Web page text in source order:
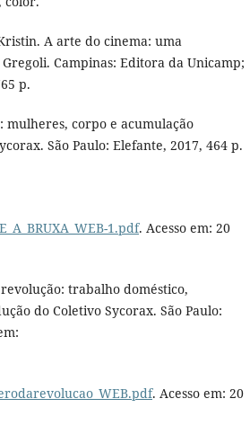
A arte do cinema: uma
Campinas: Editora da Unicamp;
p.
mulheres, corpo e acumulação
São Paulo: Elefante, 2017, 464 p.
1.pdf. Acesso em: 20
trabalho doméstico,
do Coletivo Sycorax. São Paulo:
. Acesso em: 20